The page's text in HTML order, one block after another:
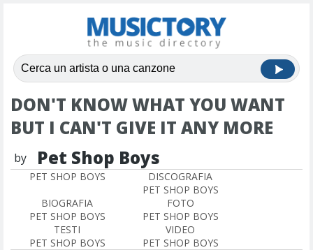
DON'T KNOW WHAT YOU WANT
BUT I CAN'T GIVE IT ANY MORE
by Pet Shop Boys
PET SHOP BOYS
DISCOGRAFIA
PET SHOP BOYS
BIOGRAFIA
PET SHOP BOYS
FOTO
PET SHOP BOYS
TESTI
PET SHOP BOYS
VIDEO
PET SHOP BOYS